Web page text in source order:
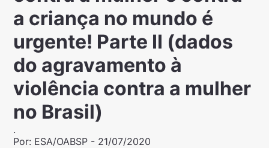
a criança no mundo é
urgente! Parte II (dados
do agravamento à
violência contra a mulher
no Brasil)
.
Por: ESA/OABSP - 21/07/2020